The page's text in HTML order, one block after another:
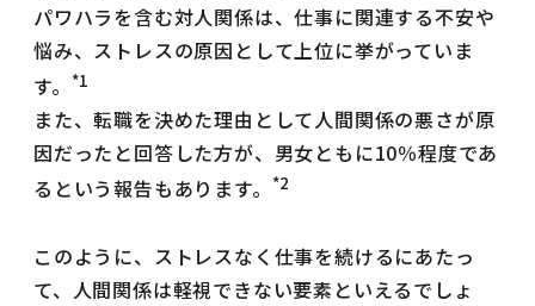
パワハラを含む対人関係は、仕事に関連する不安や
悩み、ストレスの原因として上位に挙がっていま
す。
*1
また、転職を決めた理由として人間関係の悪さが原
因だったと回答した方が、男女ともに10％程度であ
るという報告もあります。
*2
このように、ストレスなく仕事を続けるにあたっ
て、人間関係は軽視できない要素といえるでしょ